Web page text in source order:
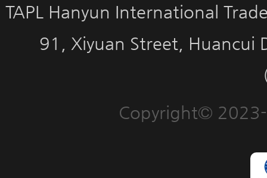
TAPL Hanyun International
91, Xiyuan Street, Huancui
Copyright©